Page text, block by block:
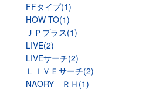
FFタイプ(1)
HOW TO(1)
ＪＰプラス(1)
LIVE(2)
LIVEサーチ(2)
ＬＩＶＥサーチ(2)
NAORY ＲＨ(1)